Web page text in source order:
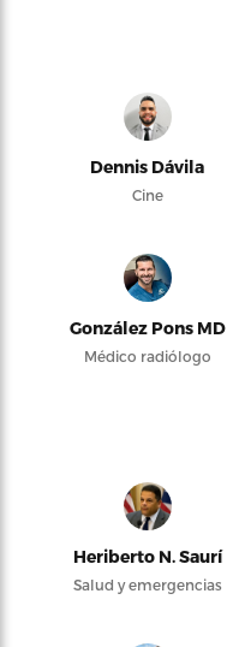
Dennis Dávila
Cine
González Pons MD
Médico radiólogo
Heriberto N. Saurí
Salud y emergencias